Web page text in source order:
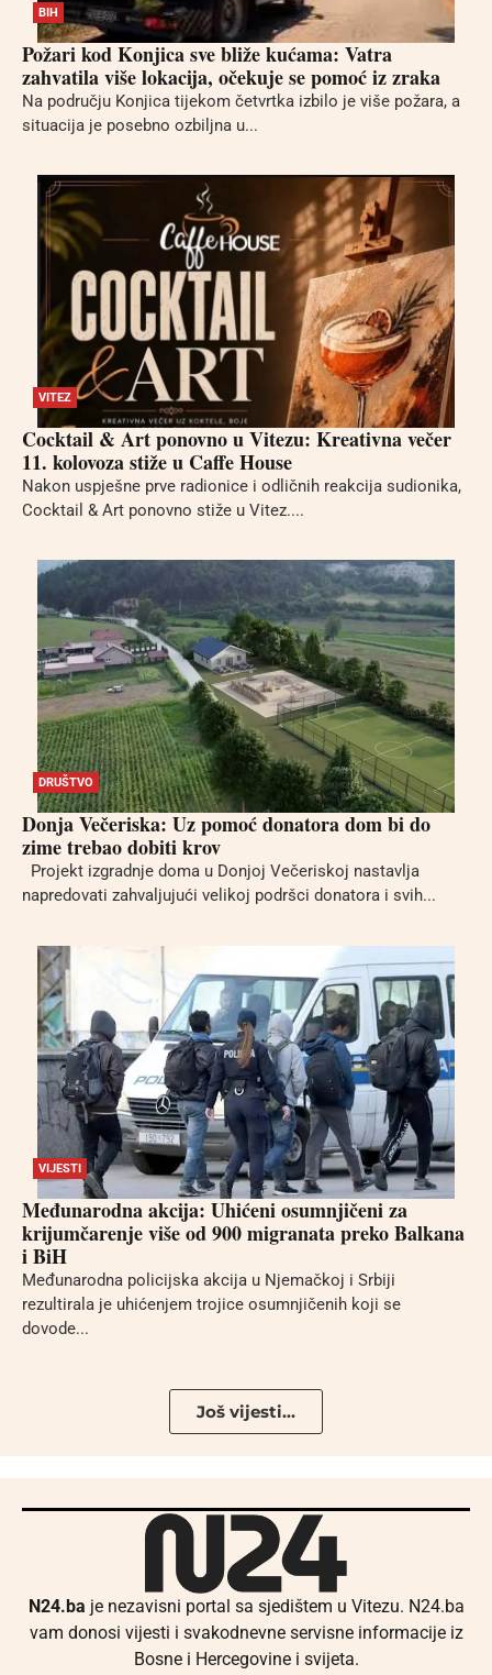
BIH
Požari kod Konjica sve bliže kućama: Vatra
zahvatila više lokacija, očekuje se pomoć iz zraka
Na području Konjica tijekom četvrtka izbilo je više požara, a
situacija je posebno ozbiljna u...
VITEZ
Cocktail & Art ponovno u Vitezu: Kreativna večer
11. kolovoza stiže u Caffe House
Nakon uspješne prve radionice i odličnih reakcija sudionika,
Cocktail & Art ponovno stiže u Vitez....
DRUŠTVO
Donja Večeriska: Uz pomoć donatora dom bi do
zime trebao dobiti krov
Projekt izgradnje doma u Donjoj Večeriskoj nastavlja
napredovati zahvaljujući velikoj podršci donatora i svih...
VIJESTI
Međunarodna akcija: Uhićeni osumnjičeni za
krijumčarenje više od 900 migranata preko Balkana
i BiH
Međunarodna policijska akcija u Njemačkoj i Srbiji
rezultirala je uhićenjem trojice osumnjičenih koji se
dovode...
Još vijesti...
N24.ba je nezavisni portal sa sjedištem u Vitezu. N24.ba
vam donosi vijesti i svakodnevne servisne informacije iz
Bosne i Hercegovine i svijeta.